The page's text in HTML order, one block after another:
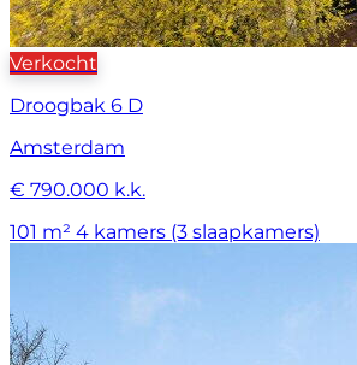
Verkocht
Droogbak 6 D
Amsterdam
€ 790.000 k.k.
101 m² 4 kamers (3 slaapkamers)